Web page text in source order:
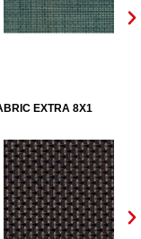
EXTRA 8X1